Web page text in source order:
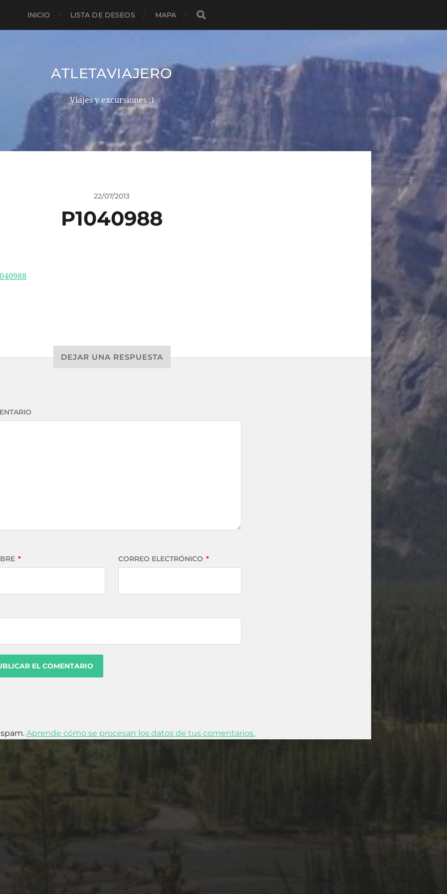
INICIO LISTA DE DESEOS MAPA
ATLETAVIAJERO
Viajes y excursiones :)
22/07/2013
P1040988
DEJAR UNA RESPUESTA
* CORREO ELECTRÓNICO *
Aprende cómo se procesan los datos de tus comentarios.